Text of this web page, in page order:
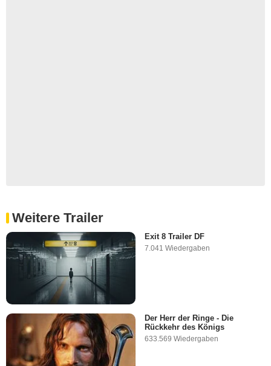
Weitere Trailer
Exit 8 Trailer DF
7.041 Wiedergaben
Der Herr der Ringe - Die
Rückkehr des Königs
633.569 Wiedergaben